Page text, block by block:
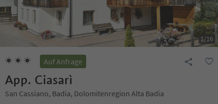
1/16
Auf Anfrage
App. Ciasarì
San Cassiano, Badia, Dolomitenregion Alta Badia